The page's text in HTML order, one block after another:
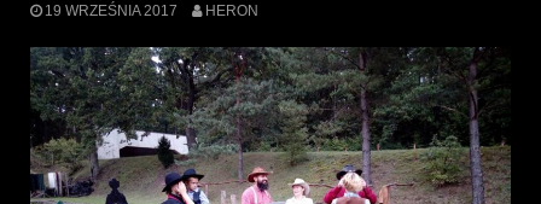
19 WRZEŚNIA 2017 HERON